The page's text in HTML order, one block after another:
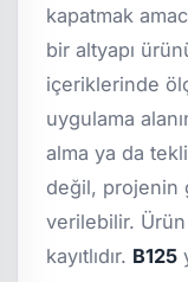
kapatmak
bir altyapı
içeriklerinde
uygulama
alma ya da
değil, projenin
verilebilir.
kayıtlıdır. B125